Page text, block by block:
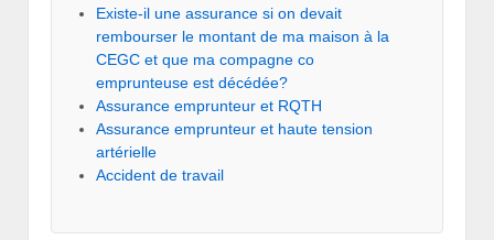
Existe-il une assurance si on devait
rembourser le montant de ma maison à la
CEGC et que ma compagne co
emprunteuse est décédée?
Assurance emprunteur et RQTH
Assurance emprunteur et haute tension
artérielle
Accident de travail